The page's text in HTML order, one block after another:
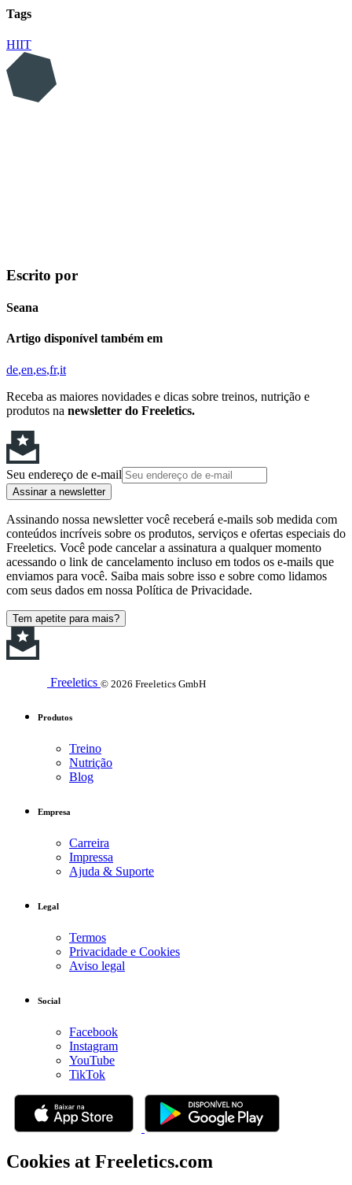
Tags
HIIT
Escrito por
Seana
Artigo disponível também em
de en es fr it
Receba as maiores novidades e dicas sobre treinos, nutrição e
produtos na newsletter do Freeletics.
Seu endereço de e-mail
Assinar a newsletter
Assinando nossa newsletter você receberá e-mails sob medida com
conteúdos incríveis sobre os produtos, serviços e ofertas especiais do
Freeletics. Você pode cancelar a assinatura a qualquer momento
acessando o link de cancelamento incluso em todos os e-mails que
enviamos para você. Saiba mais sobre isso e sobre como lidamos
com seus dados em nossa Política de Privacidade.
Tem apetite para mais?
Freeletics © 2026 Freeletics GmbH
Produtos
Treino
Nutrição
Blog
Empresa
Carreira
Impressa
Ajuda & Suporte
Legal
Termos
Privacidade e Cookies
Aviso legal
Social
Facebook
Instagram
YouTube
TikTok
Cookies at Freeletics.com